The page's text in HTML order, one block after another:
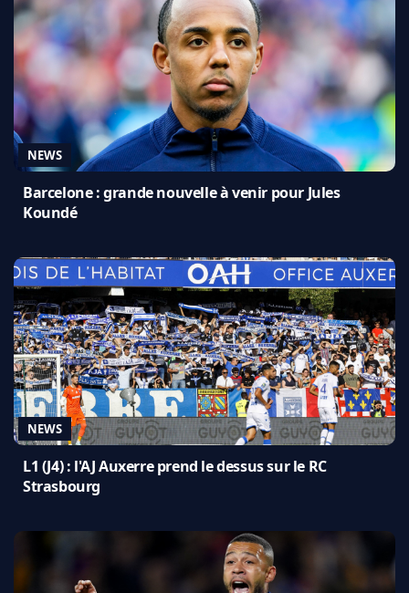
NEWS
Barcelone : grande nouvelle à venir pour Jules
Koundé
NEWS
L1 (J4) : l'AJ Auxerre prend le dessus sur le RC
Strasbourg